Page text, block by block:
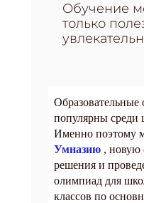
Обучение
только
популярны среди
Именно поэтому
Умназию , новую
решения и
олимпиад для
классов по